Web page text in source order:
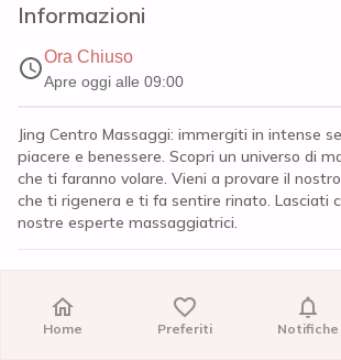
Informazioni
Ora Chiuso
Apre oggi alle 09:00
Jing Centro Massaggi: immergiti in intense
piacere e benessere. Scopri un universo di
che ti faranno volare. Vieni a provare il
che ti rigenera e ti fa sentire rinato. Lasciati
nostre esperte massaggiatrici.
Home Preferiti Notifiche
Home Preferiti Notifiche